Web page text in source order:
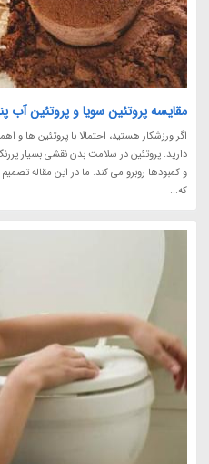
مقایسه پروتئین سویا و پروتئین آب
اگر ورزشکار هستید، احتمالا با پروتئین ها
دارید. پروتئین در سلامت بدن نقشی بسیار
و کمبودها روبرو می کند. ما در این مقاله
که...